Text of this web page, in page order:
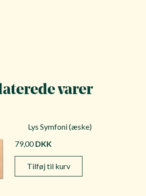
varer
Lys Symfoni (æske)
79,00DKK
Tilføj til kurv